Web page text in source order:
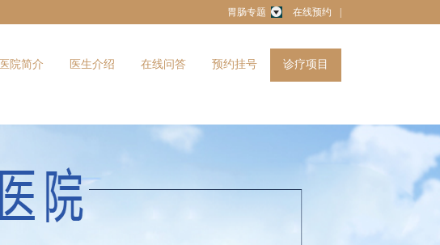
胃肠专题 在线预约
医院简介 医生介绍 在线问答 预约挂号 诊疗项目